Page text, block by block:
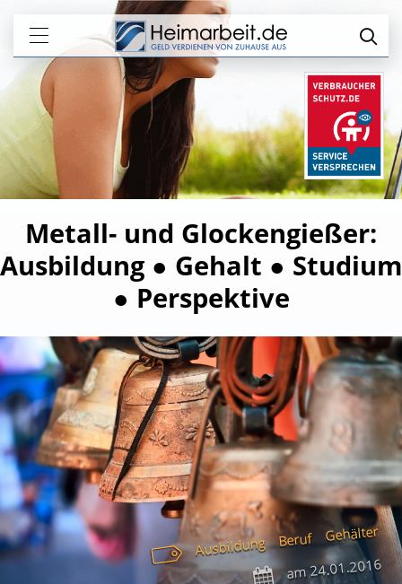
Metall- und Glockengießer:
Ausbildung ● Gehalt ● Studium
● Perspektive
Ausbildung Beruf Gehälter
am24.01.2016